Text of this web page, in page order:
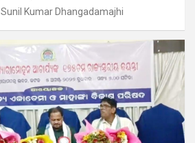
Sunil Kumar Dhangadamajhi